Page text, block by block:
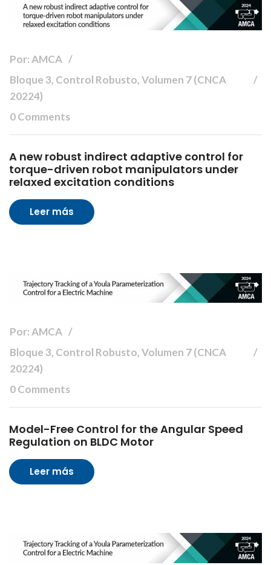
Por: AMCA
Bloque 3, Control Robusto, Volumen 7 (CNCA
20224)
0 Comments
A new robust indirect adaptive control for
torque-driven robot manipulators under
relaxed excitation conditions
Leer más
Por: AMCA
Bloque 3, Control Robusto, Volumen 7 (CNCA
20224)
0 Comments
Model-Free Control for the Angular Speed
Regulation on BLDC Motor
Leer más